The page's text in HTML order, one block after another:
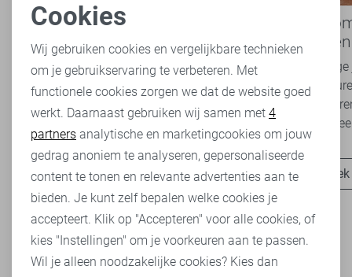
Nieuwe Lady Day najaarscollectie
2026 bij Sans: stijl en comfort in
travelkwaliteit
Het najaar vraagt om kleding die comfortabel,
veelzijdig én stijlvol is. Met de nieuwe Lady
Day najaarscollectie 2026 ben je helemaal
Ontdek nu
Boho
overal
Van
zachte
Romance
het
Noodzakelijke cookies
Personalisatie cookies
Analytische cookies
Marketing cookies
Cookies
Wij gebruiken cookies en vergelijkbare technieken
om je gebruikservaring te verbeteren. Met
functionele cookies zorgen we dat de website goed
werkt. Daarnaast gebruiken wij samen met 4
partners analytische en marketingcookies om jouw
gedrag anoniem te analyseren, gepersonaliseerde
content te tonen en relevante advertenties aan te
bieden. Je kunt zelf bepalen welke cookies je
accepteert. Klik op "Accepteren" voor alle cookies, of
kies "Instellingen" om je voorkeuren aan te passen.
Wil je alleen noodzakelijke cookies? Kies dan